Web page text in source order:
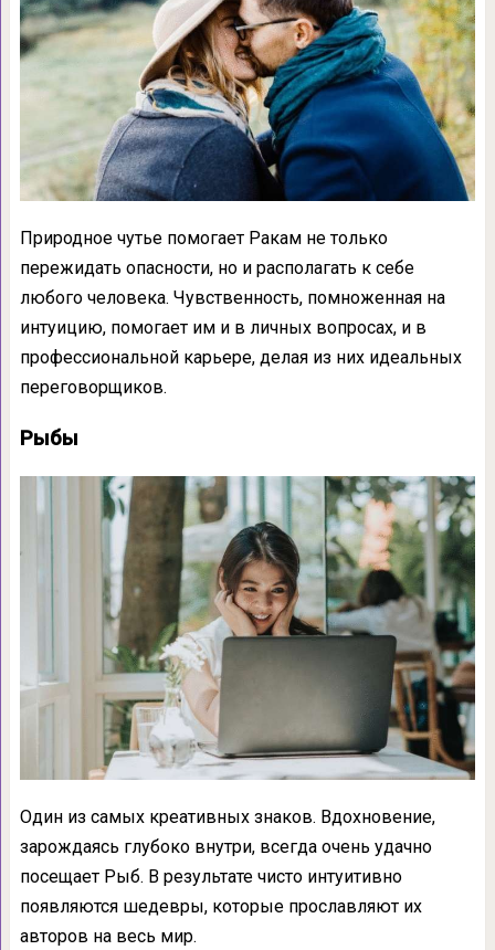
Природное чутье помогает Ракам не только
пережидать опасности, но и располагать к себе
любого человека. Чувственность, помноженная на
интуицию, помогает им и в личных вопросах, и в
профессиональной карьере, делая из них идеальных
переговорщиков.
Рыбы
Один из самых креативных знаков. Вдохновение,
зарождаясь глубоко внутри, всегда очень удачно
посещает Рыб. В результате чисто интуитивно
появляются шедевры, которые прославляют их
авторов на весь мир.